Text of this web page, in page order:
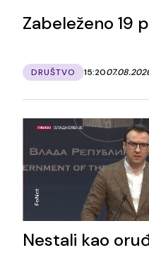
Zabeleženo 19
DRUŠTVO 15:20
Nestali kao